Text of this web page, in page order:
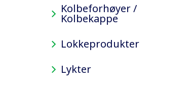
Kolbeforhøyer /
Kolbekappe
Lokkeprodukter
Lykter